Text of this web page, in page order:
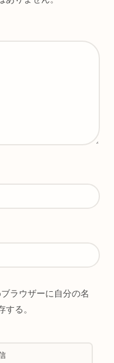
ラウザーに自分の名
る。